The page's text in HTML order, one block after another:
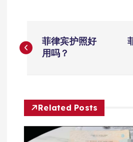
章
航
菲律宾护照好
用吗？
Related Posts